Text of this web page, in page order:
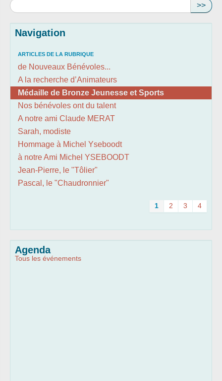
>>
Navigation
ARTICLES DE LA RUBRIQUE
de Nouveaux Bénévoles...
A la recherche d’Animateurs
Médaille de Bronze Jeunesse et Sports
Nos bénévoles ont du talent
A notre ami Claude MERAT
Sarah, modiste
Hommage à Michel Yseboodt
à notre Ami Michel YSEBOODT
Jean-Pierre, le "Tôlier"
Pascal, le "Chaudronnier"
1 2 3 4
Agenda
Tous les événements